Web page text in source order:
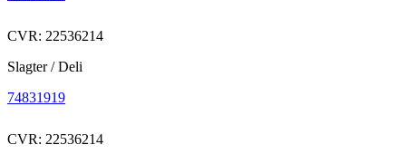
CVR: 22536214
Slagter / Deli
74831919
CVR: 22536214